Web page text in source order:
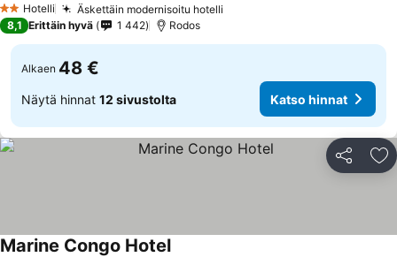
2 Tähtiluokitus
Hotelli Äskettäin modernisoitu hotelli
8,1 Erittäin hyvä 1 442 Rodos
Alkaen 48 €
Näytä hinnat 12 sivustolta Katso hinnat
Jaa
Marine Congo Hotel